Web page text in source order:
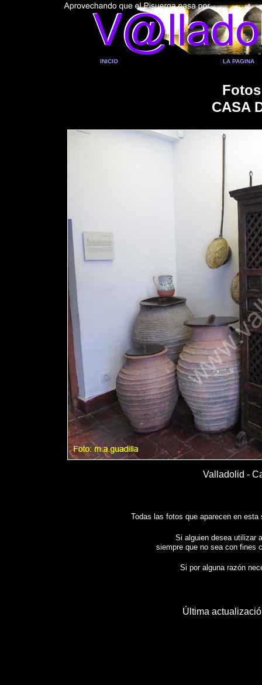
INICIO LA PAGINA
CASA
Valladolid -
Todas las fotos que aparecen en esta
Si alguien desea utilizar
siempre que no sea con fines
Si por alguna razón
Última